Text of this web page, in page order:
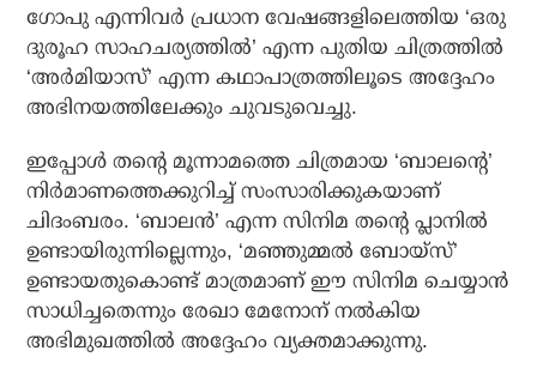
ഗോപു എന്നിവർ പ്രധാന വേഷങ്ങളിലെത്തിയ ‘ഒരു
ദുരൂഹ സാഹചര്യത്തിൽ’ എന്ന പുതിയ ചിത്രത്തിൽ
‘അർമിയാസ്’ എന്ന കഥാപാത്രത്തിലൂടെ അദ്ദേഹം
അഭിനയത്തിലേക്കും ചുവടുവെച്ചു.
ഇപ്പോൾ തന്റെ മൂന്നാമത്തെ ചിത്രമായ ‘ബാലന്റെ’
നിർമാണത്തെക്കുറിച്ച് സംസാരിക്കുകയാണ്
ചിദംബരം. ‘ബാലൻ’ എന്ന സിനിമ തന്റെ പ്ലാനിൽ
ഉണ്ടായിരുന്നില്ലെന്നും, ‘മഞ്ഞുമ്മൽ ബോയ്സ്’
ഉണ്ടായതുകൊണ്ട് മാത്രമാണ് ഈ സിനിമ ചെയ്യാൻ
സാധിച്ചതെന്നും രേഖാ മേനോന് നൽകിയ
അഭിമുഖത്തിൽ അദ്ദേഹം വ്യക്തമാക്കുന്നു.